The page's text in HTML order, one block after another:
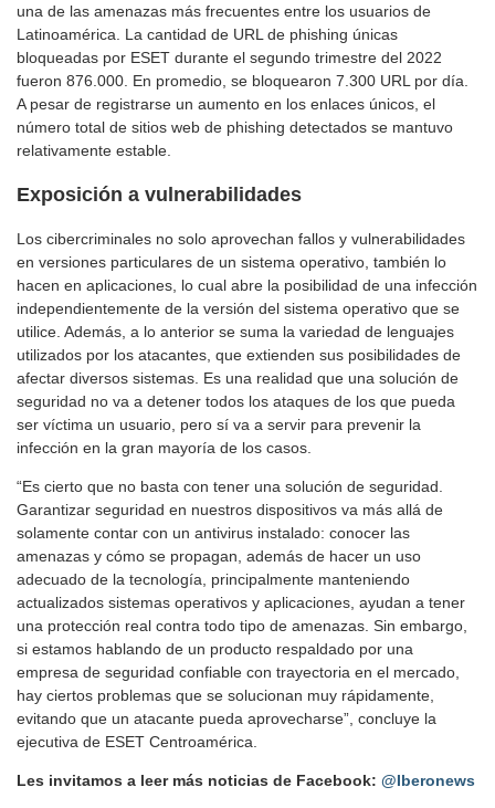
una de las amenazas más frecuentes entre los usuarios de
Latinoamérica. La cantidad de URL de phishing únicas
bloqueadas por ESET durante el segundo trimestre del 2022
fueron 876.000. En promedio, se bloquearon 7.300 URL por día.
A pesar de registrarse un aumento en los enlaces únicos, el
número total de sitios web de phishing detectados se mantuvo
relativamente estable.
Exposición a vulnerabilidades
Los cibercriminales no solo aprovechan fallos y vulnerabilidades
en versiones particulares de un sistema operativo, también lo
hacen en aplicaciones, lo cual abre la posibilidad de una infección
independientemente de la versión del sistema operativo que se
utilice. Además, a lo anterior se suma la variedad de lenguajes
utilizados por los atacantes, que extienden sus posibilidades de
afectar diversos sistemas. Es una realidad que una solución de
seguridad no va a detener todos los ataques de los que pueda
ser víctima un usuario, pero sí va a servir para prevenir la
infección en la gran mayoría de los casos.
“Es cierto que no basta con tener una solución de seguridad.
Garantizar seguridad en nuestros dispositivos va más allá de
solamente contar con un antivirus instalado: conocer las
amenazas y cómo se propagan, además de hacer un uso
adecuado de la tecnología, principalmente manteniendo
actualizados sistemas operativos y aplicaciones, ayudan a tener
una protección real contra todo tipo de amenazas. Sin embargo,
si estamos hablando de un producto respaldado por una
empresa de seguridad confiable con trayectoria en el mercado,
hay ciertos problemas que se solucionan muy rápidamente,
evitando que un atacante pueda aprovecharse”, concluye la
ejecutiva de ESET Centroamérica.
Les invitamos a leer más noticias de Facebook: @Iberonews